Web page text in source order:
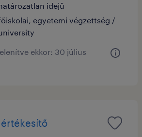
idejű
egyetemi végzettség /
ekkor: 30 július